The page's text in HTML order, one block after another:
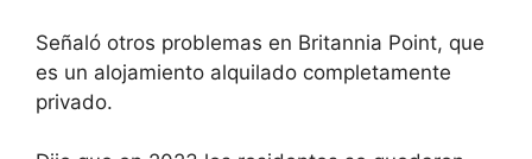
Señaló otros problemas en Britannia Point, que
es un alojamiento alquilado completamente
privado.